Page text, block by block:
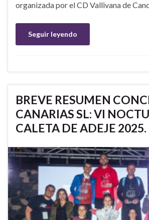
organizada por el CD Vallivana de
Seguir leyendo
BREVE RESUMEN
CANARIAS SL: VI
CALETA DE ADEJE 2025.